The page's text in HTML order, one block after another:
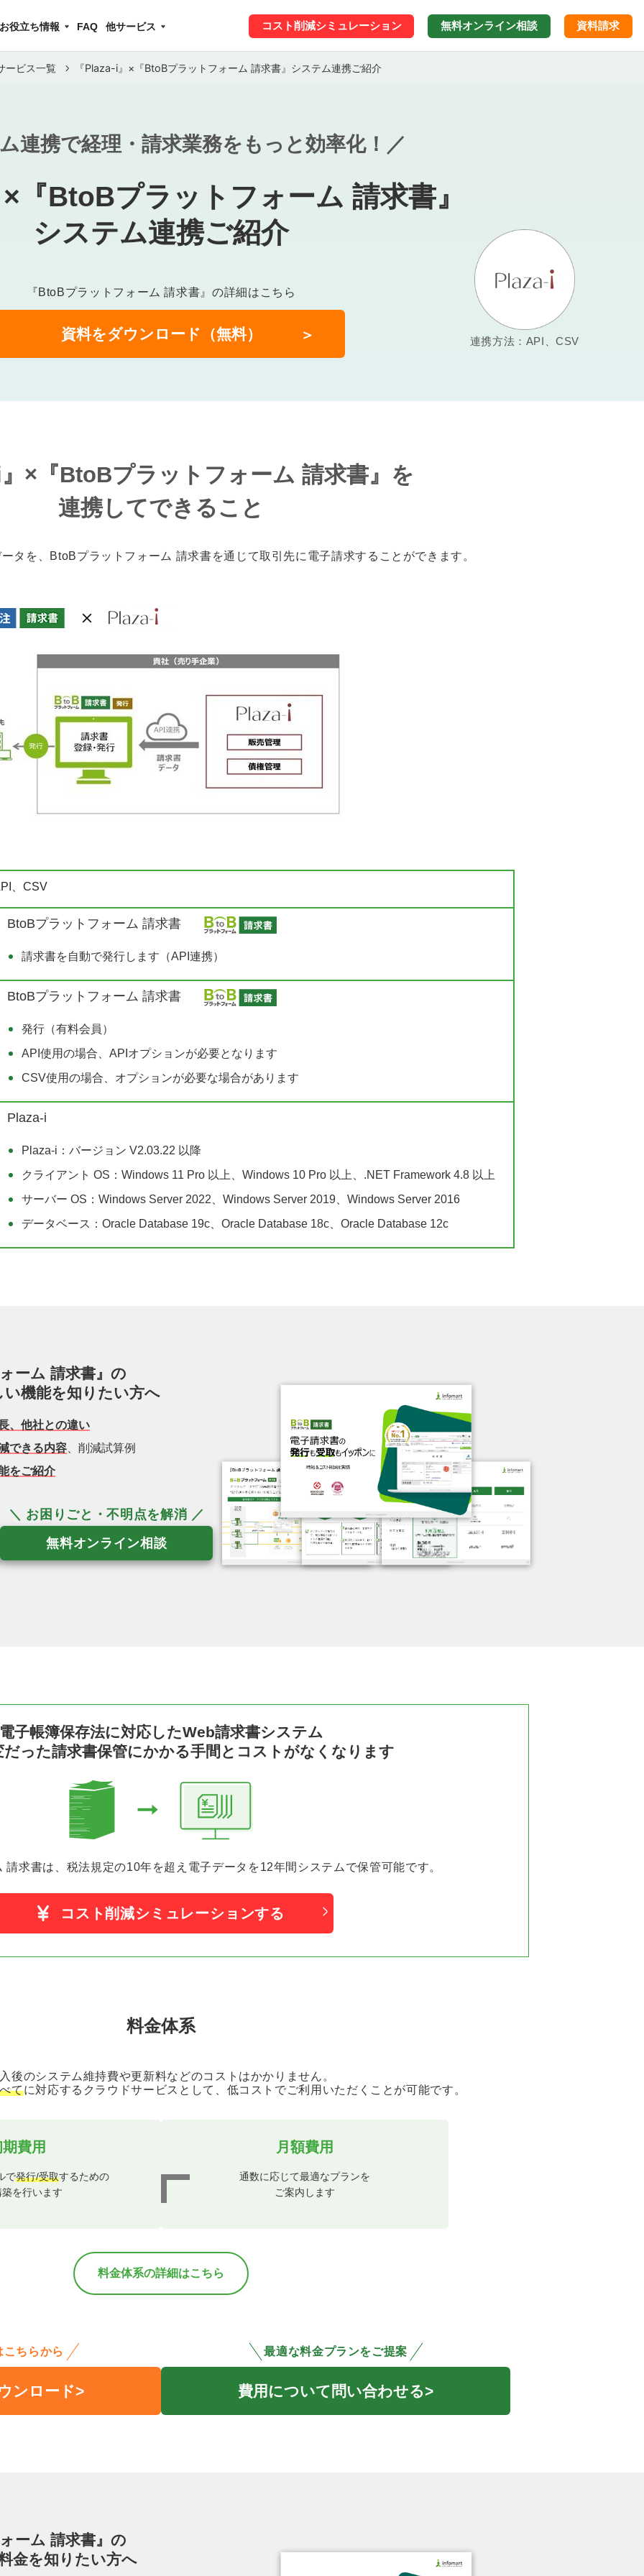
コスト削減シミュレーション 無料オンライン相談 資料請求
お役立ち情報 FAQ 他サービス
ービス一覧 『Plaza-i』×『BtoBプラットフォーム 請求書』システム連携ご紹介
連携で経理・請求業務をもっと効率化！／
『BtoBプラットフォーム 請求書』
システム連携ご紹介
『BtoBプラットフォーム 請求書』の詳細はこちら
資料をダウンロード（無料） 連携方法：API、CSV
×『BtoBプラットフォーム 請求書』を
連携してできること
タを、BtoBプラットフォーム 請求書を通じて取引先に電子請求することができます。
、CSV
BtoBプラットフォーム 請求書
請求書を自動で発行します（API連携）
BtoBプラットフォーム 請求書
発行（有料会員）
API使用の場合、APIオプションが必要となります
CSV使用の場合、オプションが必要な場合があります
Plaza-i
Plaza-i：バージョン V2.03.22 以降
クライアント OS：Windows 11 Pro 以上、Windows 10 Pro 以上、.NET Framework 4.8 以上
サーバー OS：Windows Server 2022、Windows Server 2019、Windows Server 2016
データベース：Oracle Database 19c、Oracle Database 18c、Oracle Database 12c
ーム 請求書』の
機能を知りたい方へ
、他社との違い
できる内容、削減試算例
をご紹介
無料オンライン相談
子帳簿保存法に対応したWeb請求書システム
った請求書保管にかかる手間とコストがなくなります
請求書は、税法規定の10年を超え電子データを12年間システムで保管可能です。
コスト削減シミュレーションする
料金体系
後のシステム維持費や更新料などのコストはかかりません。
てに対応するクラウドサービスとして、低コストでご利用いただくことが可能です。
費用
で発行/受取するための
を行います
月額費用
通数に応じて最適なプランを
ご案内します
料金体系の詳細はこちら
ちらから
ンロード
最適な料金プランをご提案
費用について問い合わせる
ーム 請求書』の
金を知りたい方へ